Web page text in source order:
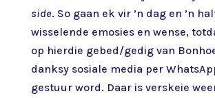
side. So gaan ek vir ’n dag en ’n
wisselende emosies en wense,
op hierdie gebed/gedig van
danksy sosiale media per
gestuur word. Daar is verskeie